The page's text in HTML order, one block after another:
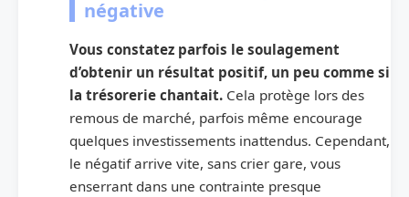
négative
Vous constatez parfois le soulagement
d’obtenir un résultat positif, un peu comme si
la trésorerie chantait. Cela protège lors des
remous de marché, parfois même encourage
quelques investissements inattendus. Cependant,
le négatif arrive vite, sans crier gare, vous
enserrant dans une contrainte presque